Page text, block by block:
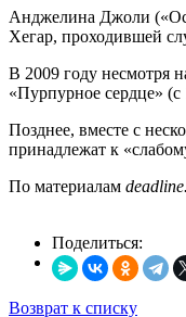
Анджелина Джоли
Хегар, проходившей
В 2009 году несмотря
«Пурпурное сердце» (с
Позднее, вместе с
принадлежат к
По материалам
Поделиться:
Возврат к списку